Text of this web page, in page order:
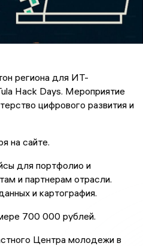
региона для ИТ-
Hack Days. Мероприятие
цифрового развития и
на сайте.
для портфолио и
и партнерам отрасли.
и картография.
700 000 рублей.
Центра молодежи в